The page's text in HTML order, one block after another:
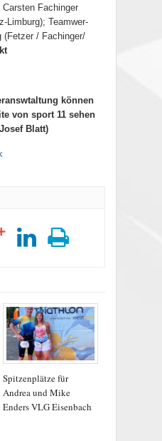
Fachinger
Limburg); Teamwer-
(Fetzer / Fachinger/
kt
können
von sport 11 sehen
Blatt)
Spitzenplätze für
Andrea und Mike
Enders VLG Eisenbach